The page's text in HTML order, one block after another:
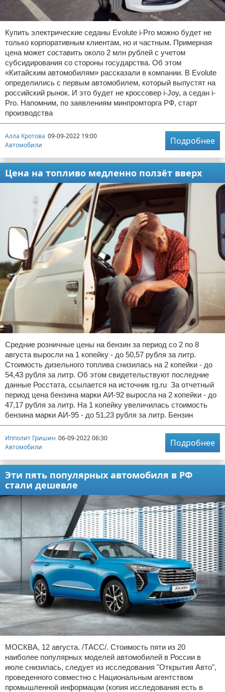
Купить электрические седаны Evolute i-Pro можно будет не
только корпоративным клиентам, но и частным. Примерная
цена может составить около 2 млн рублей с учетом
субсидирования со стороны государства. Об этом
«Китайским автомобилям» рассказали в компании. В Evolute
определились с первым автомобилем, который выпустят на
российский рынок. И это будет не кроссовер i-Joy, а седан i-
Pro. Напомним, по заявлениям минпромторга РФ, старт
производства
Алла Кротова 09-09-2022 19:00
Автомобили
Подробнее
Цена на топливо медленно ползёт вверх
Средние розничные цены на бензин за период со 2 по 8
августа выросли на 1 копейку - до 50,57 рубля за литр.
Стоимость дизельного топлива снизилась на 2 копейки - до
54,43 рубля за литр. Об этом свидетельствуют последние
данные Росстата, ссылается на источник rg.ru За отчетный
период цена бензина марки АИ-92 выросла на 2 копейки - до
47,17 рубля за литр. На 1 копейку увеличилась стоимость
бензина марки АИ-95 - до 51,23 рубля за литр. Бензин
Ипполит Гришин 06-09-2022 06:30
Автомобили
Подробнее
Эти пять популярных автомобиля в РФ
стали дешевле
МОСКВА, 12 августа. /ТАСС/. Стоимость пяти из 20
наиболее популярных моделей автомобилей в России в
июле снизилась, следует из исследования "Открытия Авто",
проведенного совместно с Национальным агентством
промышленной информации (копия исследования есть в